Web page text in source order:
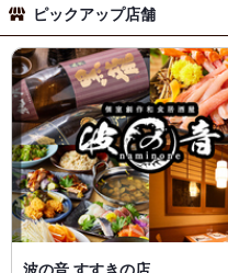
ピックアップ店舗
波の音 すすきの店